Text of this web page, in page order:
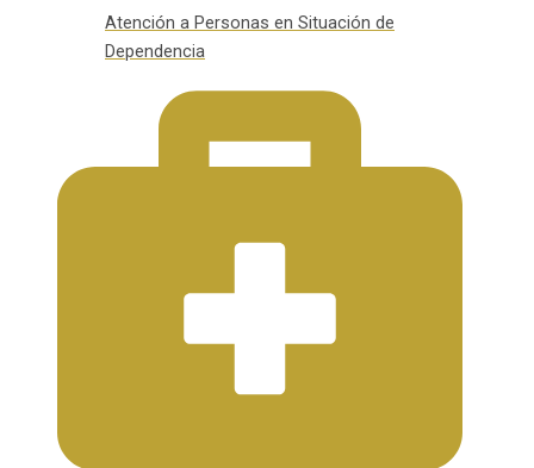
Atención a Personas en Situación de
Dependencia